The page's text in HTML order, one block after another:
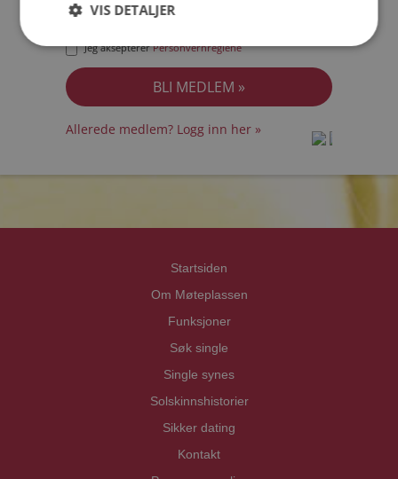
Jeg akseptererPersonvernreglene
Allerede medlem? Logg inn her »
Startsiden
Om Møteplassen
Funksjoner
Søk single
Single synes
Solskinnshistorier
Sikker dating
Kontakt
VIS DETALJER